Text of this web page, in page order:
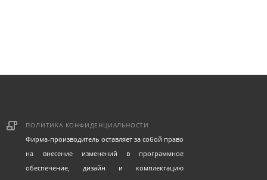
ПОЛИТИКА КОНФИДЕНЦИАЛЬНОСТИ
Фирма-производитель оставляет за собой право
на внесение изменений в программное
обеспечение, дизайн и комплектацию